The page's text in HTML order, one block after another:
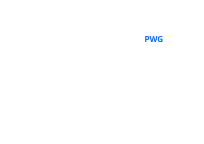
PWG